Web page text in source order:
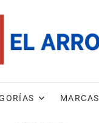
MARCAS